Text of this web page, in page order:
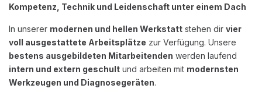
Kompetenz, Technik und Leidenschaft unter einem Dach
In unserer modernen und hellen Werkstatt stehen dir vier
voll ausgestattete Arbeitsplätze zur Verfügung. Unsere
bestens ausgebildeten Mitarbeitenden werden laufend
intern und extern geschult und arbeiten mit modernsten
Werkzeugen und Diagnosegeräten.